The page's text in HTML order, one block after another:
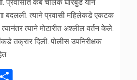
प्रवासात कॅब चालक घारबुडे याने
बदलली. त्याने प्रवासी महिलेकडे एकटक
त्याने मोटारीत अश्लील वर्तन केले.
तक्रार दिली. पोलीस उपनिरीक्षक